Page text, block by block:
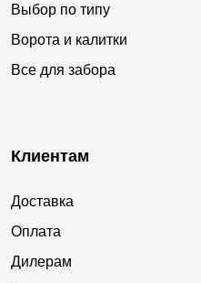
Выбор по типу
Ворота и калитки
Все для забора
Клиентам
Доставка
Оплата
Дилерам